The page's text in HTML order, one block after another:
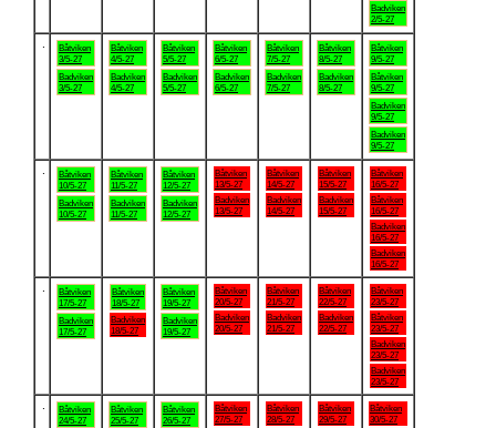
Badviken
2/5-27
Båtviken
3/5-27
Badviken
3/5-27
Båtviken
4/5-27
Badviken
4/5-27
Båtviken
5/5-27
Badviken
5/5-27
Båtviken
6/5-27
Badviken
6/5-27
Båtviken
7/5-27
Badviken
7/5-27
Båtviken
8/5-27
Badviken
8/5-27
Båtviken
9/5-27
Båtviken
9/5-27
Badviken
9/5-27
Badviken
9/5-27
Båtviken
10/5-27
Badviken
10/5-27
Båtviken
11/5-27
Badviken
11/5-27
Båtviken
12/5-27
Badviken
12/5-27
Båtviken
13/5-27
Badviken
13/5-27
Båtviken
14/5-27
Badviken
14/5-27
Båtviken
15/5-27
Badviken
15/5-27
Båtviken
16/5-27
Båtviken
16/5-27
Badviken
16/5-27
Badviken
16/5-27
Båtviken
17/5-27
Badviken
17/5-27
Båtviken
18/5-27
Badviken
18/5-27
Båtviken
19/5-27
Badviken
19/5-27
Båtviken
20/5-27
Badviken
20/5-27
Båtviken
21/5-27
Badviken
21/5-27
Båtviken
22/5-27
Badviken
22/5-27
Båtviken
23/5-27
Båtviken
23/5-27
Badviken
23/5-27
Badviken
23/5-27
Båtviken
24/5-27
Båtviken
25/5-27
Båtviken
26/5-27
Båtviken
27/5-27
Båtviken
28/5-27
Båtviken
29/5-27
Båtviken
30/5-27